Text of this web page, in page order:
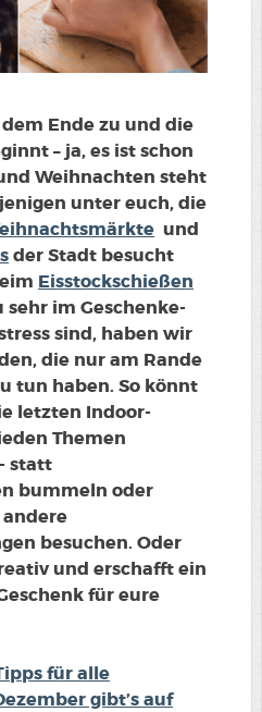
Ende zu und die
– ja, es ist schon
Weihnachten steht
unter euch, die
und
der Stadt besucht
Eisstockschießen
im Geschenke-
sind, haben wir
die nur am Rande
tun haben. So könnt
letzten Indoor-
Themen
statt
bummeln oder
besuchen. Oder
und erschafft ein
für eure
für alle
gibt’s auf